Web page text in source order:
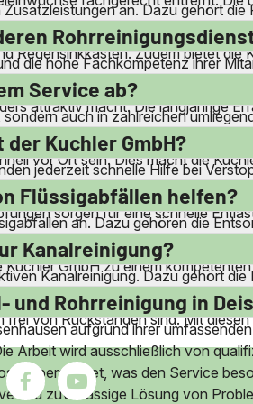
an. Dazu gehört
von
Zudem bietet die
die hohe Fachkompetenz ihrer
zu den Kunden ermöglicht schnelle
attraktiv macht. Die langjährige
Service ab?
auch in zahlreichen
über eine große Region, was den
vor Ort sein. Dies macht die
Kuchler GmbH?
jederzeit schnelle Hilfe bei
bei akuten Problemen wie
sorgen für eine schnelle
Flüssigabfällen helfen?
an. Dazu gehören die
Die Mitarbeiter sind
GmbH zu einem
Kanalreinigung?
Kanalreinigung. Dazu gehört
und Fremdkörpern im
von Rückständen sind. Mit
und Rohrreinigung in
aufgrund ihrer
Arbeit wird ausschließlich von
berechnet, was den Service
und zuverlässige Lösung von